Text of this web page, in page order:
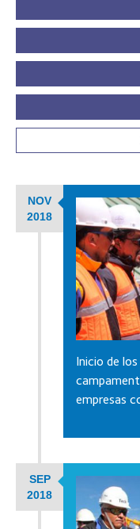
NOV
2018
Inicio de
empresas
SEP
2018